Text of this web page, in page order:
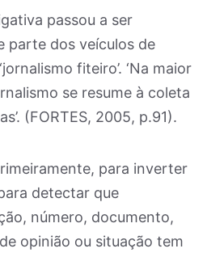
passou a ser
parte dos veículos de
fiteiro’. ‘Na maior
se resume à coleta
(FORTES, 2005, p.91).
para inverter
detectar que
número, documento,
opinião ou situação tem